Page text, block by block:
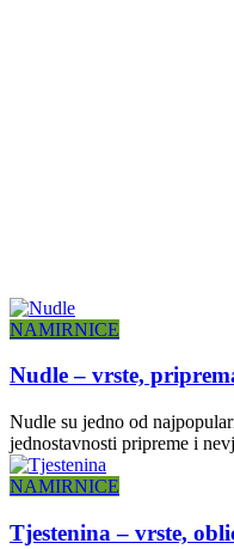
NAMIRNICE
Nudle – vrste,
Nudle su jedno od
jednostavnosti pripreme i
NAMIRNICE
Tjestenina – vrste,